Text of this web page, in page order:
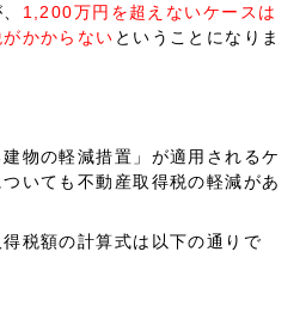
1,200万円を超えないケースは
かからない ということになりま
物の軽減措置」が適用されるケ
いても不動産取得税の軽減があ
税額の計算式は以下の通りで